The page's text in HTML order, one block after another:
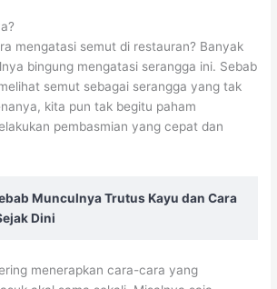
mengatasi semut di restauran? Banyak
bingung mengatasi serangga ini. Sebab
semut sebagai serangga yang tak
kita pun tak begitu paham
pembasmian yang cepat dan
Munculnya Trutus Kayu dan Cara
Dini
menerapkan cara-cara yang